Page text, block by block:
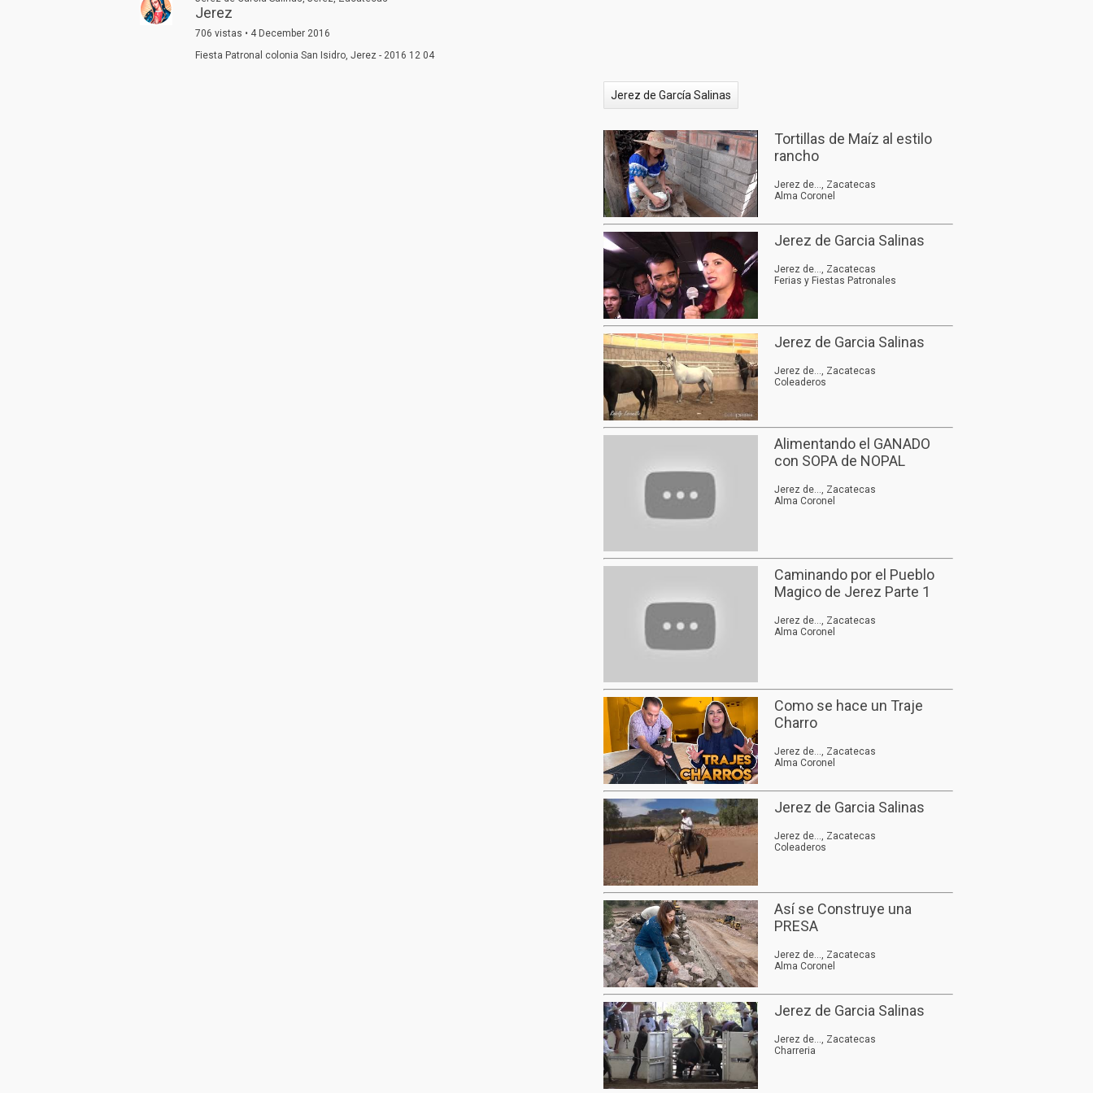
Jerez
706 vistas • 4 December 2016
Fiesta Patronal colonia San Isidro, Jerez - 2016 12 04
Jerez de García Salinas
Tortillas de Maíz al estilo
rancho
Jerez de..., Zacatecas
Alma Coronel
Jerez de Garcia Salinas
Jerez de..., Zacatecas
Ferias y Fiestas Patronales
Jerez de Garcia Salinas
Jerez de..., Zacatecas
Coleaderos
Alimentando el GANADO
con SOPA de NOPAL
Jerez de..., Zacatecas
Alma Coronel
Caminando por el Pueblo
Magico de Jerez Parte 1
Jerez de..., Zacatecas
Alma Coronel
Como se hace un Traje
Charro
Jerez de..., Zacatecas
Alma Coronel
Jerez de Garcia Salinas
Jerez de..., Zacatecas
Coleaderos
Así se Construye una
PRESA
Jerez de..., Zacatecas
Alma Coronel
Jerez de Garcia Salinas
Jerez de..., Zacatecas
Charreria